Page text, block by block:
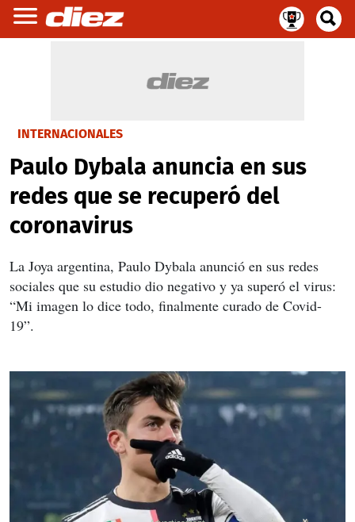
INTERNACIONALES
Paulo Dybala anuncia en sus
redes que se recuperó del
coronavirus
La Joya argentina, Paulo Dybala anunció en sus redes
sociales que su estudio dio negativo y ya superó el virus:
“Mi imagen lo dice todo, finalmente curado de Covid-
19”.